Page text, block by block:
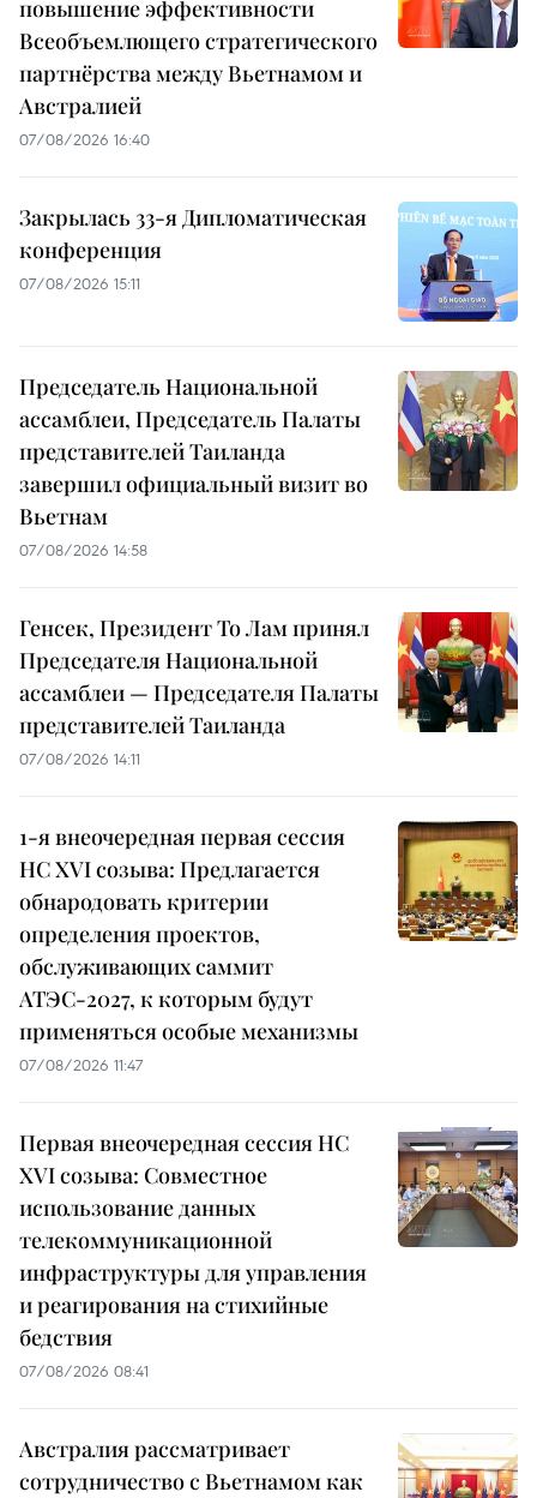
повышение эффективности
Всеобъемлющего стратегического
партнёрства между Вьетнамом и
Австралией
07/08/2026 16:40
Закрылась 33-я Дипломатическая
конференция
07/08/2026 15:11
Председатель Национальной
ассамблеи, Председатель Палаты
представителей Таиланда
завершил официальный визит во
Вьетнам
07/08/2026 14:58
Генсек, Президент То Лам принял
Председателя Национальной
ассамблеи — Председателя Палаты
представителей Таиланда
07/08/2026 14:11
1-я внеочередная первая сессия
НС XVI созыва: Предлагается
обнародовать критерии
определения проектов,
обслуживающих саммит
АТЭС-2027, к которым будут
применяться особые механизмы
07/08/2026 11:47
Первая внеочередная сессия НС
XVI созыва: Совместное
использование данных
телекоммуникационной
инфраструктуры для управления
и реагирования на стихийные
бедствия
07/08/2026 08:41
Австралия рассматривает
сотрудничество с Вьетнамом как